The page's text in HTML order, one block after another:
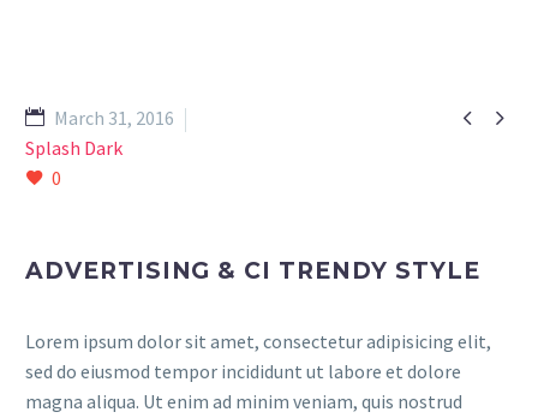
 
March 31, 2016
Splash Dark
0
ADVERTISING & CI TRENDY STYLE
Lorem ipsum dolor sit amet, consectetur adipisicing elit,
sed do eiusmod tempor incididunt ut labore et dolore
magna aliqua. Ut enim ad minim veniam, quis nostrud